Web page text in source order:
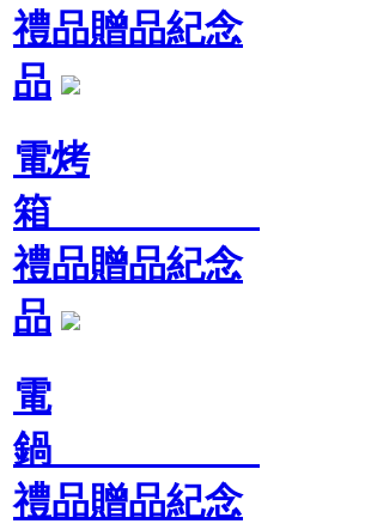
禮品贈品紀念
品
電烤
禮品贈品紀念
品
電
禮品贈品紀念